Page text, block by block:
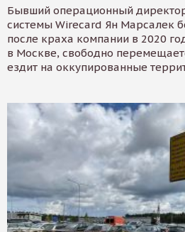
Бывший операционный
системы Wirecard Ян Марсалек
после краха компании в 2020
в Москве, свободно
ездит на оккупированные